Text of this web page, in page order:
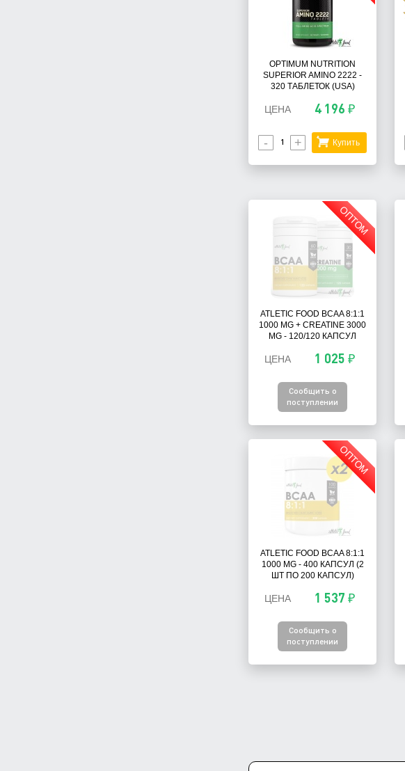
OPTIMUM NUTRITION
SUPERIOR AMINO 2222 -
320 ТАБЛЕТОК (USA)
ЦЕНА 4 196 ₽
- + Купить
ОПТОМ
ATLETIC FOOD BCAA 8:1:1
1000 MG + CREATINE 3000
MG - 120/120 КАПСУЛ
ЦЕНА 1 025 ₽
Сообщить о
поступлении
ОПТОМ
ATLETIC FOOD BCAA 8:1:1
1000 MG - 400 КАПСУЛ (2
ШТ ПО 200 КАПСУЛ)
ЦЕНА 1 537 ₽
Сообщить о
поступлении